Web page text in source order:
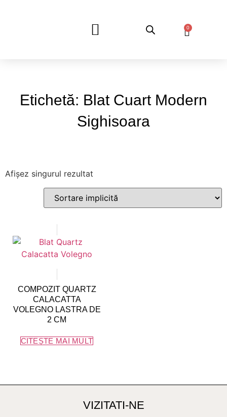
0
Etichetă: Blat Cuart Modern
Sighisoara
Afișez singurul rezultat
COMPOZIT QUARTZ
CALACATTA
VOLEGNO LASTRA DE
2 CM
CITEȘTE MAI MULT
VIZITATI-NE